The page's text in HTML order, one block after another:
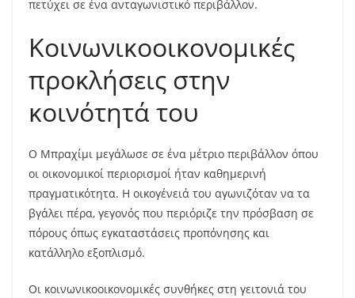
πετύχει σε ένα ανταγωνιστικό περιβάλλον.
Κοινωνικοοικονομικές
προκλήσεις στην
κοινότητά του
Ο Μπραχίμι μεγάλωσε σε ένα μέτριο περιβάλλον όπου
οι οικονομικοί περιορισμοί ήταν καθημερινή
πραγματικότητα. Η οικογένειά του αγωνιζόταν να τα
βγάλει πέρα, γεγονός που περιόριζε την πρόσβαση σε
πόρους όπως εγκαταστάσεις προπόνησης και
κατάλληλο εξοπλισμό.
Οι κοινωνικοοικονομικές συνθήκες στη γειτονιά του